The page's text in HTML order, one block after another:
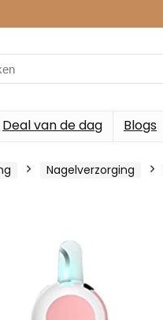
Deal van de dag Blogs
Nagelverzorging